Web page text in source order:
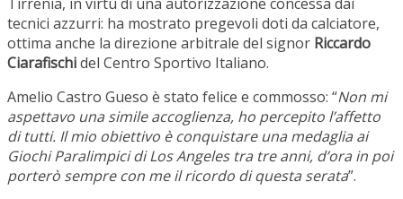
tecnici azzurri: ha mostrato pregevoli doti da calciatore,
ottima anche la direzione arbitrale del signor Riccardo
Ciarafischidel Centro Sportivo Italiano.
Amelio Castro Gueso è stato felice e commosso: “Non mi
aspettavo una simile accoglienza, ho percepito l’affetto
di tutti. Il mio obiettivo è conquistare una medaglia ai
Giochi Paralimpici di Los Angeles tra tre anni, d’ora in poi
porterò sempre con me il ricordo di questa serata”.